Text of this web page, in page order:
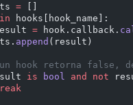
=
in hooks[hook_name]:
= hook.callback.
append (result)
# Si un hook retorna
is bool and not
break